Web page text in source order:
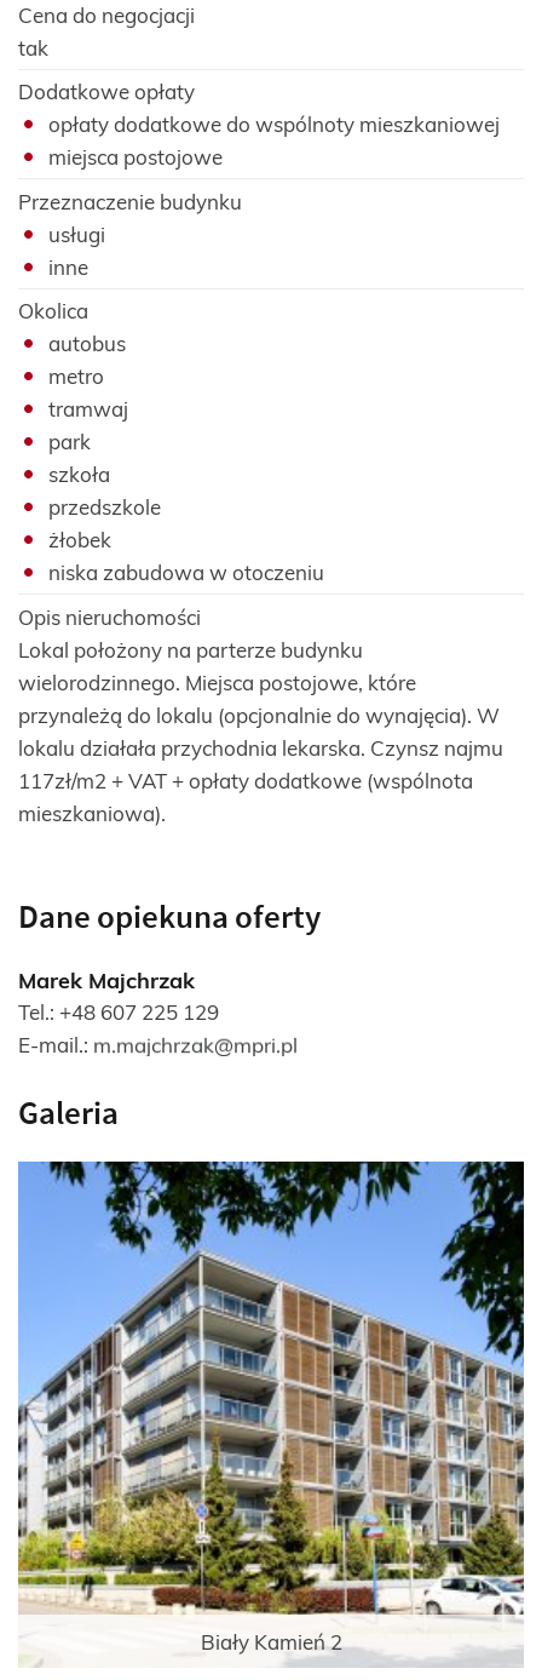
Cena do negocjacji
tak
Dodatkowe opłaty
opłaty dodatkowe do wspólnoty mieszkaniowej
miejsca postojowe
Przeznaczenie budynku
usługi
inne
Okolica
autobus
metro
tramwaj
park
szkoła
przedszkole
żłobek
niska zabudowa w otoczeniu
Opis nieruchomości
Lokal położony na parterze budynku
wielorodzinnego. Miejsca postojowe, które
przynależą do lokalu (opcjonalnie do wynajęcia). W
lokalu działała przychodnia lekarska. Czynsz najmu
117zł/m2 + VAT + opłaty dodatkowe (wspólnota
mieszkaniowa).
Dane opiekuna oferty
Marek Majchrzak
Tel.: +48 607 225 129
E-mail.:
Galeria
Biały Kamień 2